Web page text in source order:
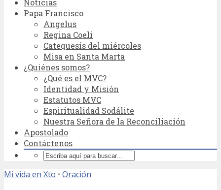
Noticias
Papa Francisco
Angelus
Regina Coeli
Catequesis del miércoles
Misa en Santa Marta
¿Quiénes somos?
¿Qué es el MVC?
Identidad y Misión
Estatutos MVC
Espiritualidad Sodálite
Nuestra Señora de la Reconciliación
Apostolado
Contáctenos
Mi vida en Xto • Oración